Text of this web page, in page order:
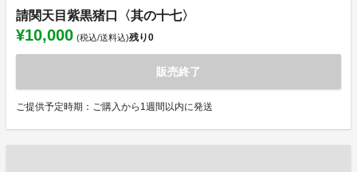
請関天目紫黒猪口〈其の十七〉
¥10,000 (税込/送料込)残り0
販売終了
ご提供予定時期：ご購入から1週間以内に発送